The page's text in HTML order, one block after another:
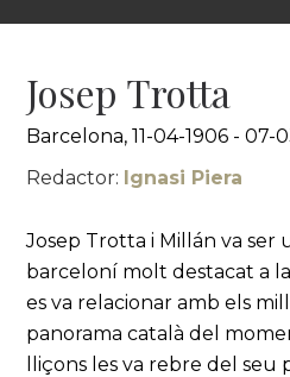
Josep Trotta
Barcelona, 11-04-1906 - 07-
Redactor: Ignasi Piera
Josep Trotta i Millán va ser
barceloní molt destacat a
es va relacionar amb els
panorama català del
lliçons les va rebre del seu